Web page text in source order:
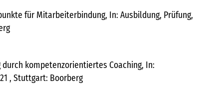
für Mitarbeiterbindung, In: Ausbildung, Prüfung,
kompetenzorientiertes Coaching, In:
, Stuttgart: Boorberg